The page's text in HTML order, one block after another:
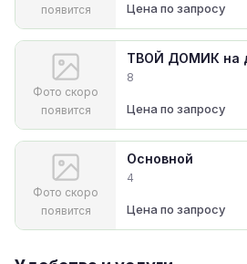
появится
Цена по запросу
Фото скоро
появится
ТВОЙ ДОМИК на
8
Цена по запросу
Фото скоро
появится
Основной
4
Цена по запросу